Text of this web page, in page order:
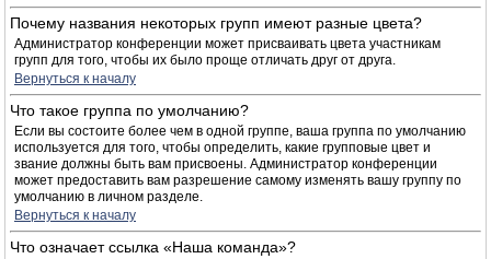
Почему названия некоторых групп имеют разные цвета?
Администратор конференции может присваивать цвета участникам
групп для того, чтобы их было проще отличать друг от друга.
Вернуться к началу
Что такое группа по умолчанию?
Если вы состоите более чем в одной группе, ваша группа по умолчанию
используется для того, чтобы определить, какие групповые цвет и
звание должны быть вам присвоены. Администратор конференции
может предоставить вам разрешение самому изменять вашу группу по
умолчанию в личном разделе.
Вернуться к началу
Что означает ссылка «Наша команда»?